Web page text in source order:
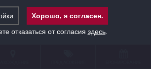
Хорошо, я согласен.
отказаться от согласия здесь.